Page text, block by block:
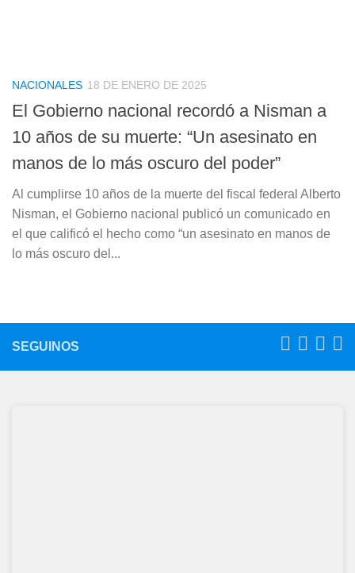
NACIONALES 18 DE ENERO DE 2025
El Gobierno nacional recordó a Nisman a
10 años de su muerte: “Un asesinato en
manos de lo más oscuro del poder”
Al cumplirse 10 años de la muerte del fiscal federal Alberto
Nisman, el Gobierno nacional publicó un comunicado en
el que calificó el hecho como “un asesinato en manos de
lo más oscuro del...
SEGUINOS